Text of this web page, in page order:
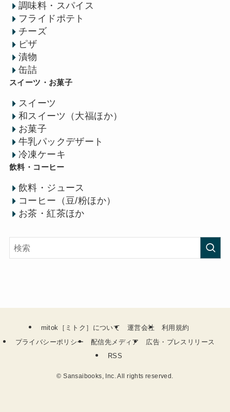
調味料・スパイス
フライドポテト
チーズ
ピザ
漬物
缶詰
スイーツ・お菓子
スイーツ
和スイーツ（大福ほか）
お菓子
牛乳パックデザート
冷凍ケーキ
飲料・コーヒー
飲料・ジュース
コーヒー（豆/粉ほか）
お茶・紅茶ほか
mitok［ミトク］について 運営会社
利用規約
プライバシーポリシー
配信先メディア
広告・プレスリリース
RSS
© Sansaibooks, Inc. All rights reserved.